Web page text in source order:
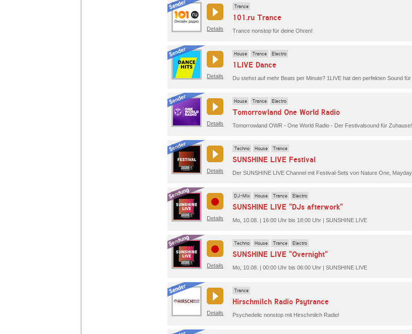
Details
Trance
101.ru Trance
Trance nonstop für deine Ohren!
Details
House Trance Electro
1LIVE Dance
Details
House Trance Electro
Tomorrowland One World Radio
Tomorrowland OWR - One World Radio - Der Festivalsound für Zuhause!
Details
Techno House Trance
SUNSHINE LIVE Festival
Details
DJ-Mix House Trance Electro
SUNSHINE LIVE "DJs afterwork"
Mo, 10.08. | 16:00 Uhr bis 18:00 Uhr | SUNSHINE LIVE
Details
Techno House Trance Electro
SUNSHINE LIVE "Overnight"
Mo, 10.08. | 00:00 Uhr bis 06:00 Uhr | SUNSHINE LIVE
Details
Trance
Hirschmilch Radio Psytrance
Psychedelic nonstop mit Hirschmilch Radio!